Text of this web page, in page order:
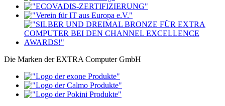
Die Marken der EXTRA Computer GmbH